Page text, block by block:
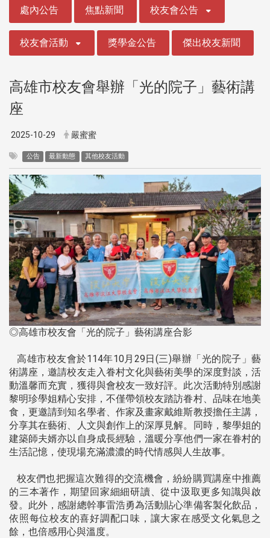
處內公告 焦點新聞 校友會公告
校友會活動 獎學金公告 傑出校友新聞
高雄市校友會舉辦「光的院子」藝術講
座
2025-10-29 嚴蜜蜜
公告 最新動態 其他校友活動
◎高雄市校友會「光的院子」藝術講座合影
高雄市校友會於114年10月29日(三)舉辦「光的院子」藝
術講座，邀請校友走入眷村文化與藝術美學的深度對談，活
動溫馨而充實，獲得與會校友一致好評。此次活動特別感謝
黎明珍學姐精心安排，不僅帶領校友踏訪眷村、品味在地美
食，更邀請到知名學者、作家及畫家戴維斯教授擔任主講，
分享其在藝術、人文與創作上的深厚見解。同時，黎學姐的
建築師夫婿亦以自身成長經驗，溫暖分享他們一家在眷村的
生活記憶，使現場充滿濃濃的時代情感與人生故事。
校友們也把握這次難得的交流機會，紛紛購買講座中推薦
的三本著作，期望回家細細研讀、從中汲取更多知識與啟
發。此外，感謝總幹事雷浩勇為活動貼心準備客製化飲品，
依照每位校友的喜好調配口味，讓大家在感受文化氣息之
餘，也倍感用心與溫度。